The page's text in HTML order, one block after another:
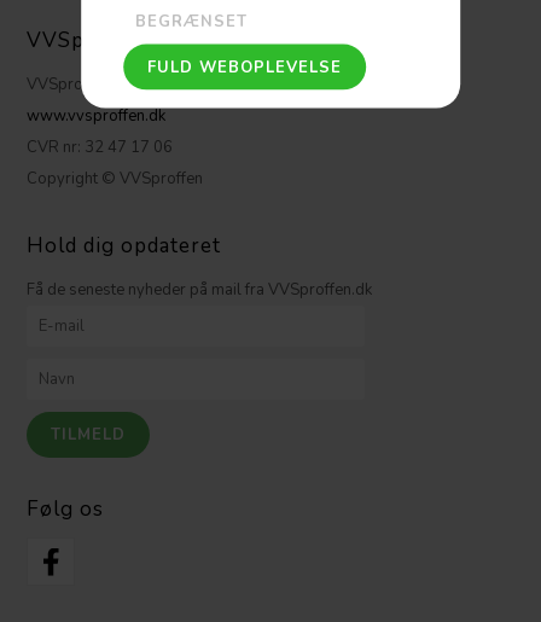
VVSpoffen ApS
VVSproffen.dk ApS
www.vvsproffen.dk
CVR nr: 32 47 17 06
Copyright © VVSproffen
Hold dig opdateret
Få de seneste nyheder på mail fra VVSproffen.dk
Følg os